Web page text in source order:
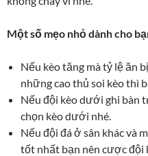
Một số mẹo nhỏ dành cho
Nếu kèo tăng mà tỷ lệ ăn
những cao thủ soi kèo thì
Nếu đội kèo dưới ghi bàn
chọn kèo dưới nhé.
Nếu đội đá ở sân khác và
tốt nhất bạn nên cược đội